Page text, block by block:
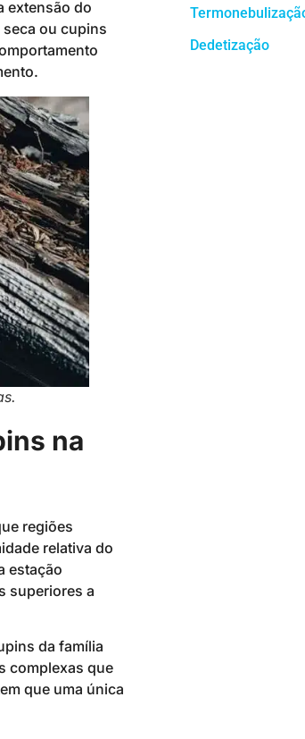
extensão do
seca ou cupins
na
regiões
relativa do
estação
superiores a
da família
complexas que
que uma única
Dedetização